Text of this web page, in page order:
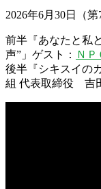
2026年6月30日（第
前半『あなたと私
声”」ゲスト：
Ｎ
後半『シキスイの
組 代表取締役 吉